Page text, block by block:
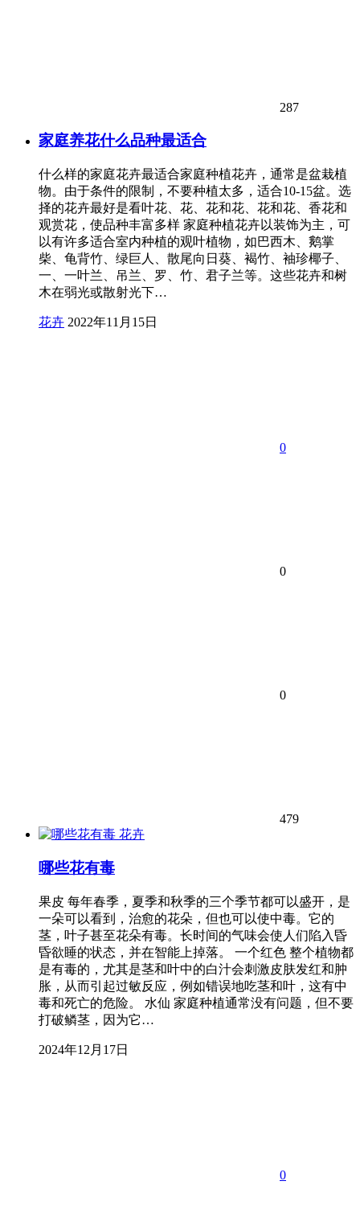
287
家庭养花什么品种最适合
什么样的家庭花卉最适合家庭种植花卉，通常是盆栽植
物。由于条件的限制，不要种植太多，适合10-15盆。选
择的花卉最好是看叶花、花、花和花、花和花、香花和
观赏花，使品种丰富多样 家庭种植花卉以装饰为主，可
以有许多适合室内种植的观叶植物，如巴西木、鹅掌
柴、龟背竹、绿巨人、散尾向日葵、褐竹、袖珍椰子、
一、一叶兰、吊兰、罗、竹、君子兰等。这些花卉和树
木在弱光或散射光下…
花卉 2022年11月15日
0
0
0
479
花卉
哪些花有毒
果皮 每年春季，夏季和秋季的三个季节都可以盛开，是
一朵可以看到，治愈的花朵，但也可以使中毒。它的
茎，叶子甚至花朵有毒。长时间的气味会使人们陷入昏
昏欲睡的状态，并在智能上掉落。 一个红色 整个植物都
是有毒的，尤其是茎和叶中的白汁会刺激皮肤发红和肿
胀，从而引起过敏反应，例如错误地吃茎和叶，这有中
毒和死亡的危险。 水仙 家庭种植通常没有问题，但不要
打破鳞茎，因为它…
2024年12月17日
0